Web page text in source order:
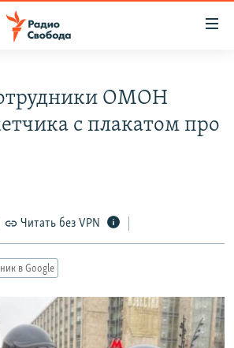
ОМОН
с плакатом про
Читать без VPN
в Google